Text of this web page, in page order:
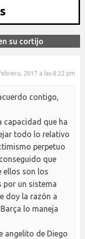
su cortijo
2017 a las 8:22 pm
contigo,
capacidad que ha
todo lo relativo
perpetuo
que
ellos son los
un sistema
doy la razón a
lo maneja
angelito de Diego